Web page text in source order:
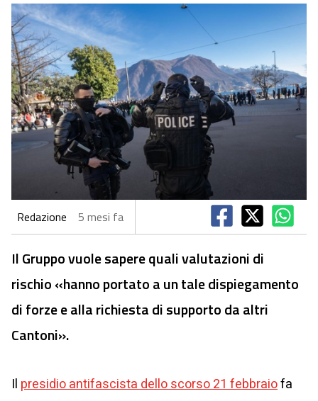
Redazione 5 mesi fa
Il Gruppo vuole sapere quali valutazioni di
rischio «hanno portato a un tale dispiegamento
di forze e alla richiesta di supporto da altri
Cantoni».
Il presidio antifascista dello scorso 21 febbraiofa